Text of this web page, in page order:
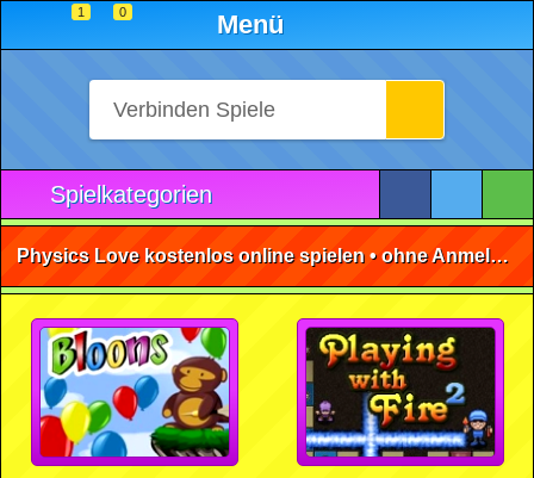
1 0 Menü
Spielkategorien
Physics Love kostenlos online spielen • ohne Anmeldung 🕹️